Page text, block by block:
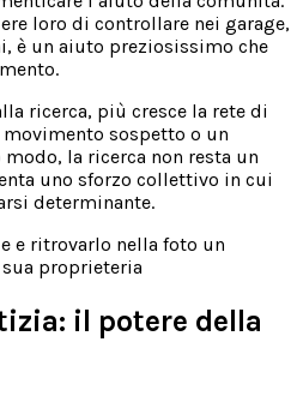
loro di controllare nei garage,
è un aiuto preziosissimo che
ricerca, più cresce la rete di
sospetto o un
la ricerca non resta un
uno sforzo collettivo in cui
determinante.
il potere della